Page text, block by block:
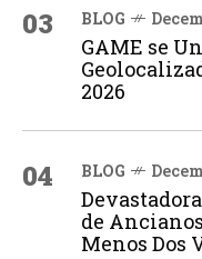
03 BLOG
GAME se
2026
04 BLOG
de
Menos Dos